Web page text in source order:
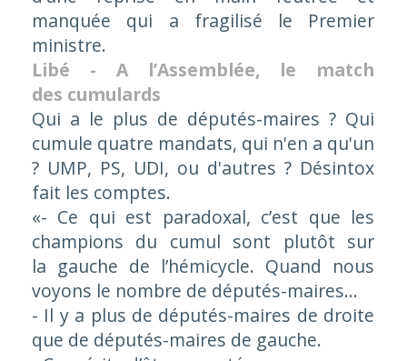
manquée qui a fragilisé le Premier
ministre.
Libé - A l’Assemblée, le match
des cumulards
Qui a le plus de députés-maires ? Qui
cumule quatre mandats, qui n'en a qu'un
? UMP, PS, UDI, ou d'autres ? Désintox
fait les comptes.
«- Ce qui est paradoxal, c’est que les
champions du cumul sont plutôt sur
la gauche de l’hémicycle. Quand nous
voyons le nombre de députés-maires…
- Il y a plus de députés-maires de droite
que de députés-maires de gauche.